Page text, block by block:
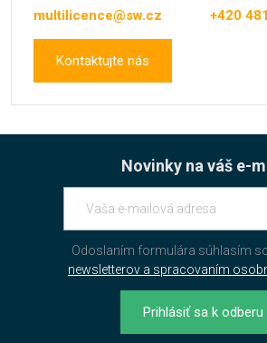
multilicence@sw.cz
+420
Kontaktujte nás
Novinky na váš e-
Odoslaním formulára súhlasím
newsletterov a spracovaním
Prihlásiť sa k odberu